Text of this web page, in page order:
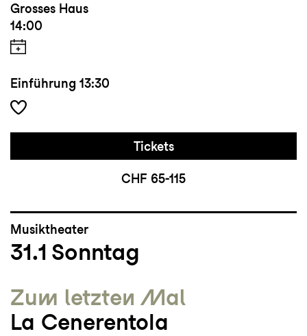
Grosses Haus
14:00
Einführung 13:30
Tickets
CHF 65-115
Musiktheater
31.1 Sonntag
Zum letzten Mal
La Cenerentola